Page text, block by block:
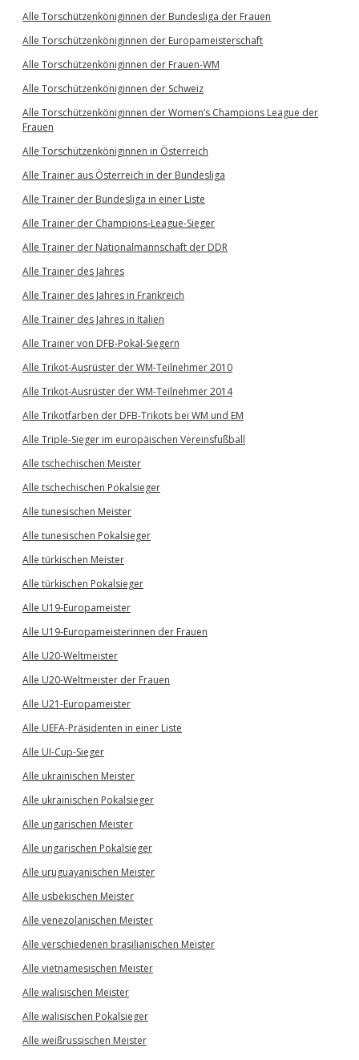
Alle Torschützenköniginnen der Bundesliga der Frauen
Alle Torschützenköniginnen der Europameisterschaft
Alle Torschützenköniginnen der Frauen-WM
Alle Torschützenköniginnen der Schweiz
Alle Torschützenköniginnen der Women’s Champions League der
Frauen
Alle Torschützenköniginnen in Österreich
Alle Trainer aus Österreich in der Bundesliga
Alle Trainer der Bundesliga in einer Liste
Alle Trainer der Champions-League-Sieger
Alle Trainer der Nationalmannschaft der DDR
Alle Trainer des Jahres
Alle Trainer des Jahres in Frankreich
Alle Trainer des Jahres in Italien
Alle Trainer von DFB-Pokal-Siegern
Alle Trikot-Ausrüster der WM-Teilnehmer 2010
Alle Trikot-Ausrüster der WM-Teilnehmer 2014
Alle Trikotfarben der DFB-Trikots bei WM und EM
Alle Triple-Sieger im europäischen Vereinsfußball
Alle tschechischen Meister
Alle tschechischen Pokalsieger
Alle tunesischen Meister
Alle tunesischen Pokalsieger
Alle türkischen Meister
Alle türkischen Pokalsieger
Alle U19-Europameister
Alle U19-Europameisterinnen der Frauen
Alle U20-Weltmeister
Alle U20-Weltmeister der Frauen
Alle U21-Europameister
Alle UEFA-Präsidenten in einer Liste
Alle UI-Cup-Sieger
Alle ukrainischen Meister
Alle ukrainischen Pokalsieger
Alle ungarischen Meister
Alle ungarischen Pokalsieger
Alle uruguayanischen Meister
Alle usbekischen Meister
Alle venezolanischen Meister
Alle verschiedenen brasilianischen Meister
Alle vietnamesischen Meister
Alle walisischen Meister
Alle walisischen Pokalsieger
Alle weißrussischen Meister